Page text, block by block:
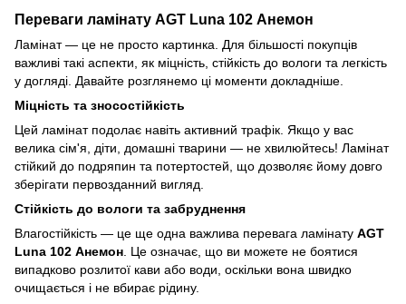
Переваги ламінату AGT Luna 102 Анемон
Ламінат — це не просто картинка. Для більшості покупців
важливі такі аспекти, як міцність, стійкість до вологи та легкість
у догляді. Давайте розглянемо ці моменти докладніше.
Міцність та зносостійкість
Цей ламінат подолає навіть активний трафік. Якщо у вас
велика сім'я, діти, домашні тварини — не хвилюйтесь! Ламінат
стійкий до подряпин та потертостей, що дозволяє йому довго
зберігати первозданний вигляд.
Стійкість до вологи та забруднення
Влагостійкість — це ще одна важлива перевага ламінату AGT
Luna 102 Анемон . Це означає, що ви можете не боятися
випадково розлитої кави або води, оскільки вона швидко
очищається і не вбирає рідину.